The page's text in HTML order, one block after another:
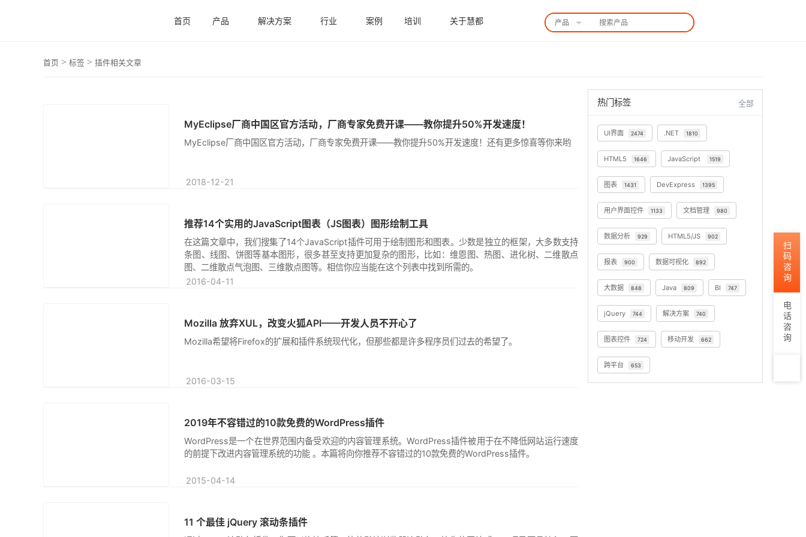
首页 产品 解决方案 行业 案例 培训 关于慧都 产品
首页 > 标签 > 插件相关文章
MyEclipse厂商中国区官方活动，厂商专家免费开课——教你提升50%开发速度！
MyEclipse厂商中国区官方活动，厂商专家免费开课——教你提升50%开发速度！还有更多惊喜等你来哟
2018-12-21
推荐14个实用的JavaScript图表（JS图表）图形绘制工具
在这篇文章中，我们搜集了14个JavaScript插件可用于绘制图形和图表。少数是独立的框架，大多数支持
条图、线图、饼图等基本图形，很多甚至支持更加复杂的图形，比如：维恩图、热图、进化树、二维散点
图、二维散点气泡图、三维散点图等。相信你应当能在这个列表中找到所需的。
2016-04-11
Mozilla 放弃XUL，改变火狐API——开发人员不开心了
Mozilla希望将Firefox的扩展和插件系统现代化，但那些都是许多程序员们过去的希望了。
2016-03-15
2019年不容错过的10款免费的WordPress插件
WordPress是一个在世界范围内备受欢迎的内容管理系统。WordPress插件被用于在不降低网站运行速度
的前提下改进内容管理系统的功能 。本篇将向你推荐不容错过的10款免费的WordPress插件。
2015-04-14
11 个最佳 jQuery 滚动条插件
热门标签 全部
UI界面 2474 .NET 1810
HTML5 1646 JavaScript 1519
图表 1431 DevExpress 1395
用户界面控件 1133 文档管理 980
数据分析 929 HTML5/JS 902
报表 900 数据可视化 892
大数据 848 Java 809 BI 747
jQuery 744 解决方案 740
图表控件 724 移动开发 662
跨平台 653
扫码咨询
电话咨询